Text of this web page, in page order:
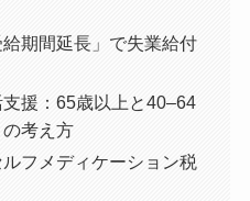
期間延長」で失業給付
援：65歳以上と40–64
考え方
フメディケーション税